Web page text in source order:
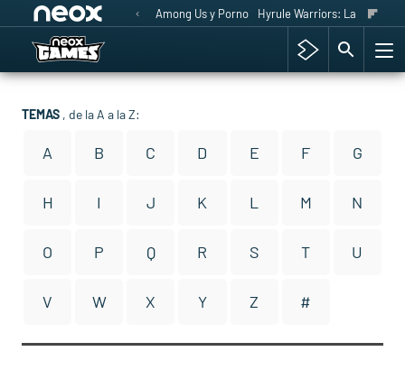
Among Us y Porno Hyrule Warriors: La Era del
TEMAS , de la A a la Z:
A B C D E F G
H I J K L M N
O P Q R S T U
V W X Y Z #